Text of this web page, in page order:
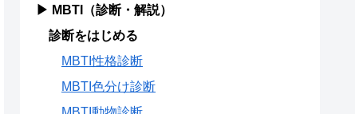
▶ MBTI（診断・解説）
診断をはじめる
MBTI性格診断
MBTI色分け診断